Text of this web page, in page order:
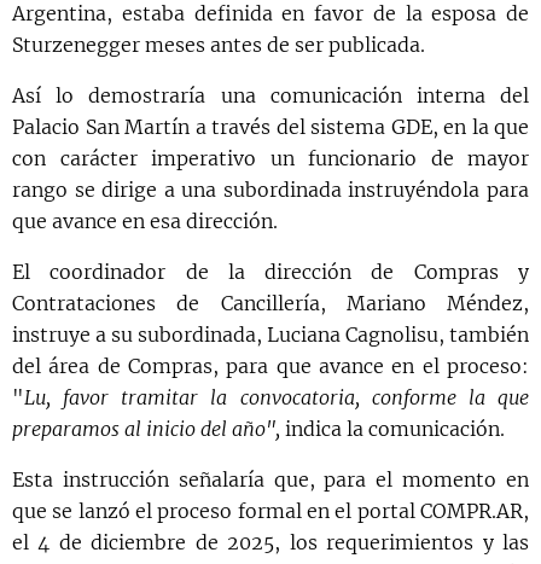
Argentina, estaba definida en favor de la esposa de
Sturzenegger meses antes de ser publicada.
Así lo demostraría una comunicación interna del
Palacio San Martín a través del sistema GDE, en la que
con carácter imperativo un funcionario de mayor
rango se dirige a una subordinada instruyéndola para
que avance en esa dirección.
El coordinador de la dirección de Compras y
Contrataciones de Cancillería, Mariano Méndez,
instruye a su subordinada, Luciana Cagnolisu, también
del área de Compras, para que avance en el proceso:
"Lu, favor tramitar la convocatoria, conforme la que
preparamos al inicio del año", indica la comunicación.
Esta instrucción señalaría que, para el momento en
que se lanzó el proceso formal en el portal COMPR.AR,
el 4 de diciembre de 2025, los requerimientos y las